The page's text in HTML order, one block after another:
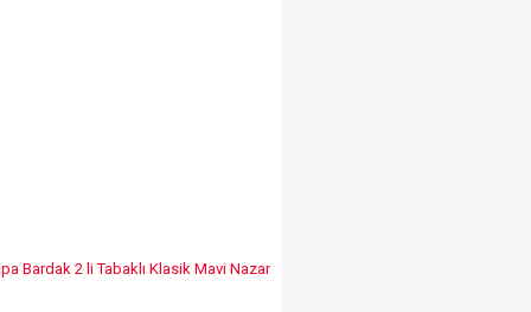
Bardak 2 li Tabaklı Klasik Mavi Nazar